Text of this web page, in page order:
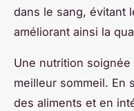
dans le sang, évitant
améliorant ainsi la
Une nutrition
meilleur sommeil. En
des aliments et en